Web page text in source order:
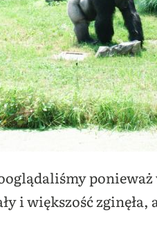
ponieważ
i większość